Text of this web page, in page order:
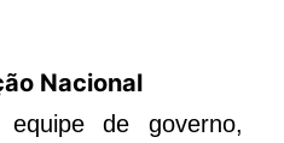
Nacional
de governo,